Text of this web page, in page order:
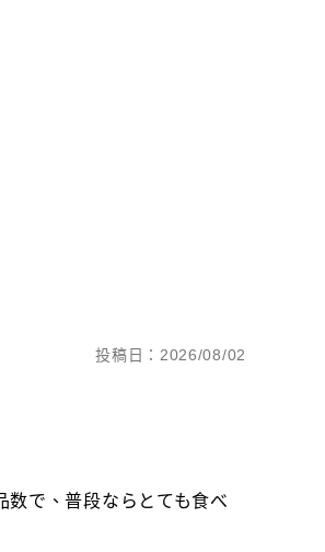
投稿日：2026/08/02
数で、普段ならとても食べ